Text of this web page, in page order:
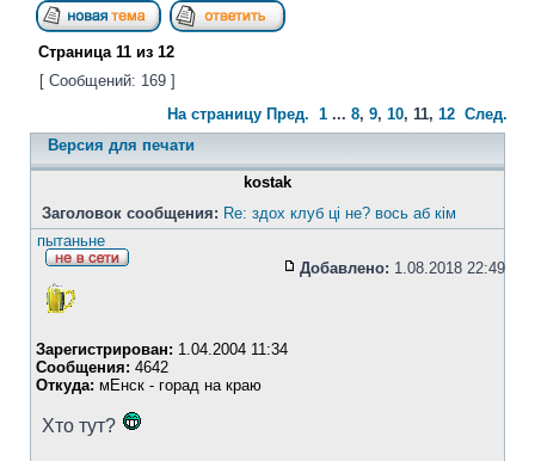
Страница 11 из 12
[ Сообщений: 169 ]
На страницу Пред. 1 ... 8, 9, 10, 11, 12 След.
Версия для печати
kostak
Заголовок сообщения: Re: здох клуб ці не? вось аб кім
пытаньне
Добавлено: 1.08.2018 22:49
Зарегистрирован: 1.04.2004 11:34
Сообщения: 4642
Откуда: мЕнск - горад на краю
Хто тут?